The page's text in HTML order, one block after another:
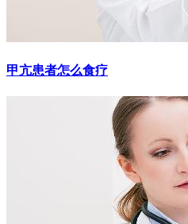
甲亢患者怎么食疗